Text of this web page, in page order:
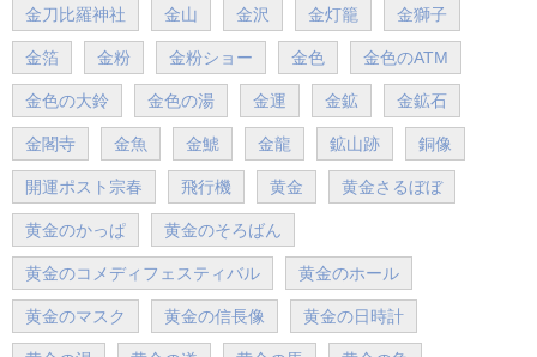
金刀比羅神社 金山 金沢 金灯籠 金獅子
金箔 金粉 金粉ショー 金色 金色のATM
金色の大鈴 金色の湯 金運 金鉱 金鉱石
金閣寺 金魚 金鯱 金龍 鉱山跡 銅像
開運ポスト宗春 飛行機 黄金 黄金さるぼぼ
黄金のかっぱ 黄金のそろばん
黄金のコメディフェスティバル 黄金のホール
黄金のマスク 黄金の信長像 黄金の日時計